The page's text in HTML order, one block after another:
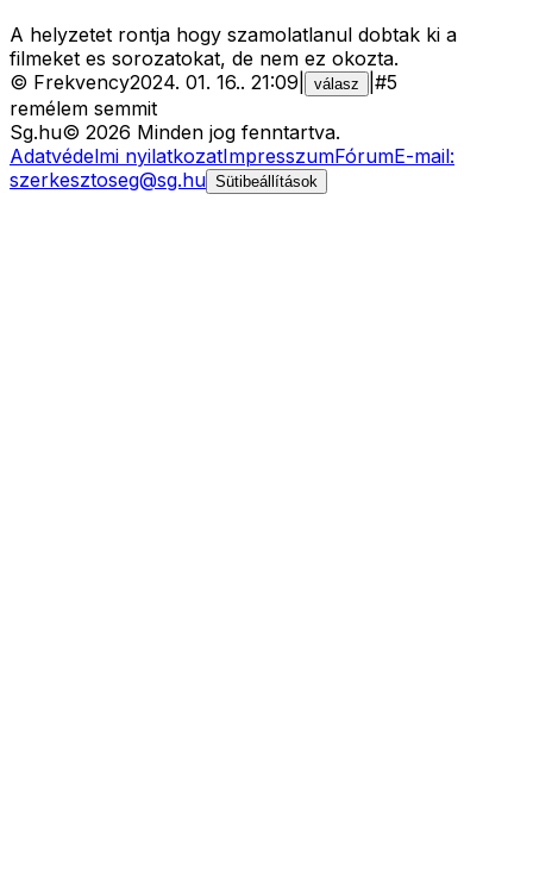
A helyzetet rontja hogy szamolatlanul dobtak ki a
filmeket es sorozatokat, de nem ez okozta.
© Frekvency2024. 01. 16.. 21:09 válasz #5
remélem semmit
Sg.hu© 2026 Minden jog fenntartva.
Adatvédelmi nyilatkozatImpresszumFórumE-mail:
szerkesztoseg@sg.hu Sütibeállítások